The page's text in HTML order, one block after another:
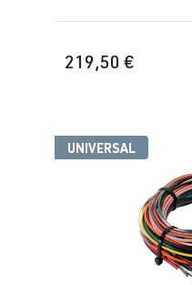
219,50 €
UNIVERSAL